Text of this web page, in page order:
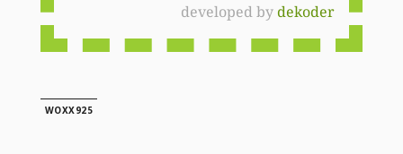
developed bydekoder
WOXX925